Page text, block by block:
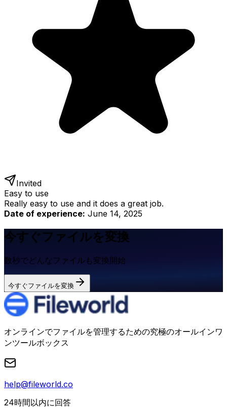
Invited
Easy to use
Really easy to use and it does a great job.
Date of experience: June 14, 2025
今すぐファイルを変換
数秒でどんなファイルも変換開始
今すぐファイルを変換
オンラインでファイルを管理するための究極のオールインワ
ンツールボックス
help@fileworld.co
24時間以内に回答